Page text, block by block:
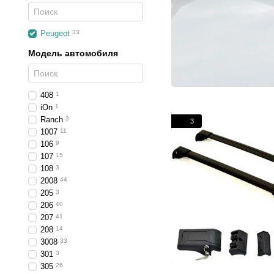
3
Peugeot 33
Модель автомобиля
408 1
iOn 1
Ranch 3
1007 11
106 9
107 15
108 3
2008 44
205 3
206 40
207 41
208 14
3008 33
301 3
305 26